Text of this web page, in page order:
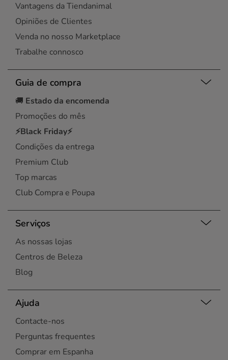
Vantagens da Tiendanimal
Opiniões de Clientes
Venda no nosso Marketplace
Trabalhe connosco
Guia de compra
🚚 Estado da encomenda
Promoções do mês
⚡Black Friday⚡
Condições da entrega
Premium Club
Top marcas
Club Compra e Poupa
Serviços
As nossas lojas
Centros de Beleza
Blog
Ajuda
Contacte-nos
Perguntas frequentes
Comprar em Espanha